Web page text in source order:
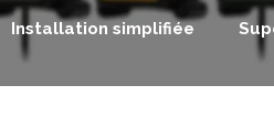
Installation simplifiée